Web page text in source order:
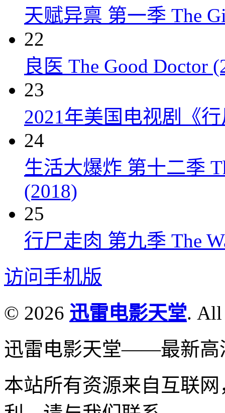
天赋异禀 第一季 The
22
良医 The Good Doctor
23
2021年美国电视剧《
24
生活大爆炸 第十二季
(2018)
25
行尸走肉 第九季 The
访问手机版
© 2026 迅雷电影天堂. All
迅雷电影天堂——最新高
本站所有资源来自互联